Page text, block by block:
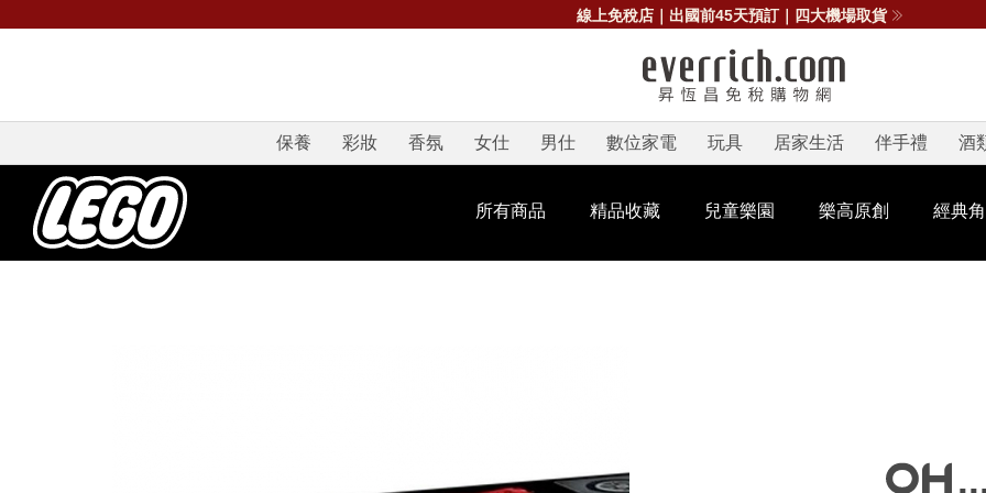
線上免稅店｜出國前45天預訂｜四大機場取貨
保養 彩妝 香氛 女仕 男仕 數位家電 玩具 居家生活 伴手禮 酒
所有商品 精品收藏 兒童樂園 樂高原創 經典